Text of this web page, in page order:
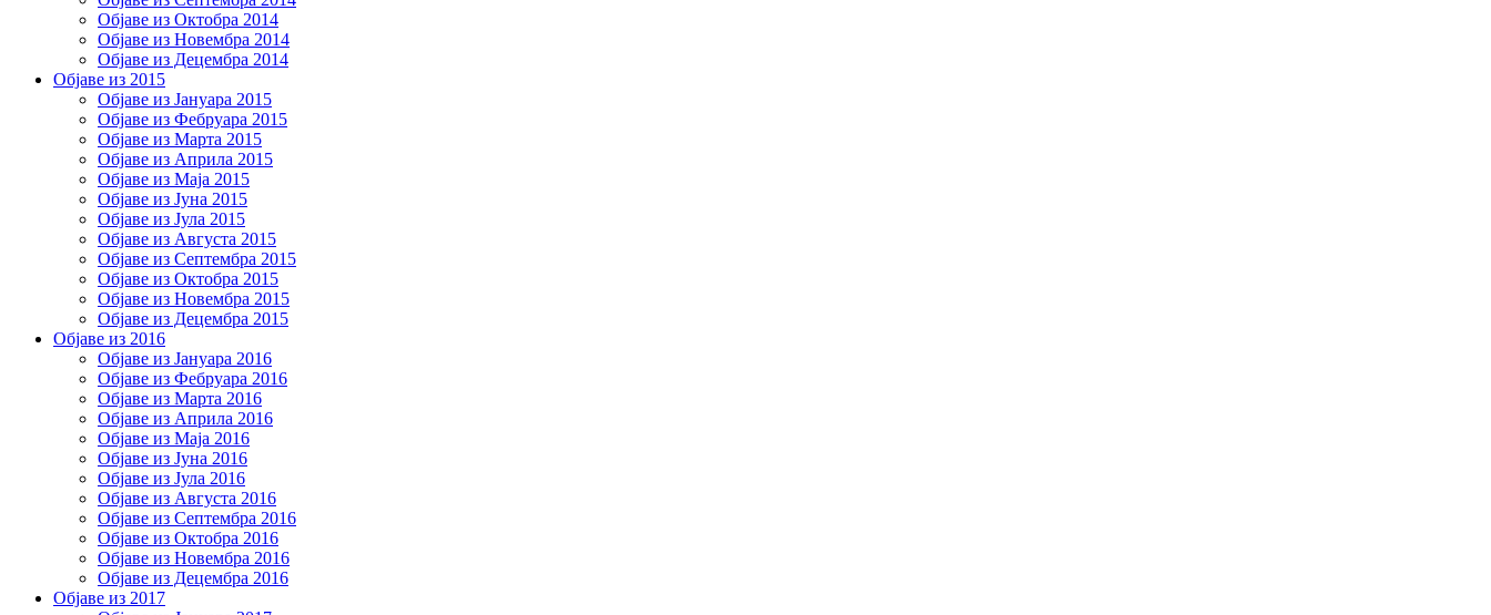
Објаве из Октобра 2014
Објаве из Новембра 2014
Објаве из Децембра 2014
Објаве из 2015
Објаве из Јануара 2015
Објаве из Фебруара 2015
Објаве из Марта 2015
Објаве из Априла 2015
Објаве из Маја 2015
Објаве из Јуна 2015
Објаве из Јула 2015
Објаве из Августа 2015
Објаве из Септембра 2015
Објаве из Октобра 2015
Објаве из Новембра 2015
Објаве из Децембра 2015
Објаве из 2016
Објаве из Јануара 2016
Објаве из Фебруара 2016
Објаве из Марта 2016
Објаве из Априла 2016
Објаве из Маја 2016
Објаве из Јуна 2016
Објаве из Јула 2016
Објаве из Августа 2016
Објаве из Септембра 2016
Објаве из Октобра 2016
Објаве из Новембра 2016
Објаве из Децембра 2016
Објаве из 2017